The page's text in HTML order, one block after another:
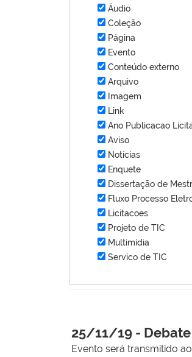
Áudio
Coleção
Página
Evento
Conteúdo externo
Arquivo
Imagem
Link
Ano Publicacao
Aviso
Notícias
Enquete
Dissertação de
Fluxo Processo
Licitacoes
Projeto de TIC
Multimídia
Servico de TIC
25/11/19 - Debate
Evento será transmitido